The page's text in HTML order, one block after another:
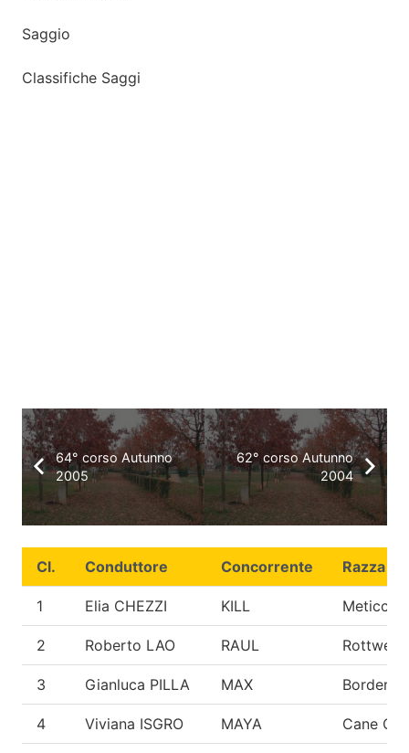
Saggio
Classifiche Saggi
64° corso Autunno
2005
62° corso Autunno
2004
Cl. Conduttore Concorrente Razza
1 Elia CHEZZI KILL Meticcio
2 Roberto LAO RAUL
3 Gianluca PILLA MAX Border
4 Viviana ISGRO MAYA Cane